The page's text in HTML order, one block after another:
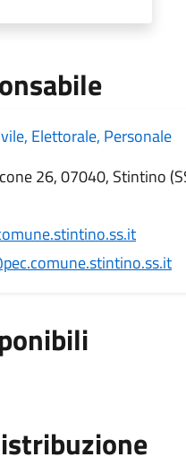
Elettorale, Personale
26, 07040, Stintino